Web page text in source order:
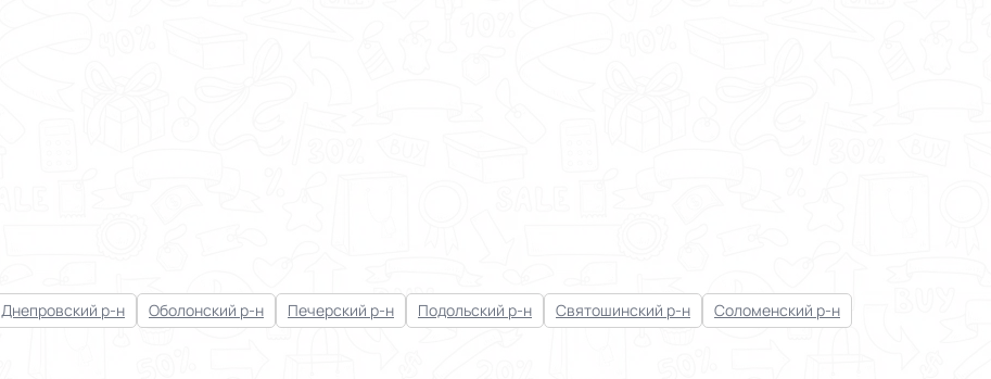
Днепровский р-н Оболонский р-н Печерский р-н Подольский р-н Святошинский р-н
Соломенский р-н